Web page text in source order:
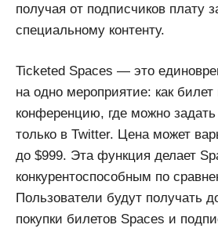
получая от подписчиков плату
специальному контенту.
Ticketed Spaces — это
на одно мероприятие: как билет
конференцию, где можно задать
только в Twitter. Цена может
до $999. Эта функция делает
конкурентоспособным по
Пользователи будут получать
покупки билетов Spaces и